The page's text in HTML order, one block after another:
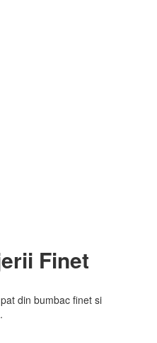
Finet
din bumbac finet si
.